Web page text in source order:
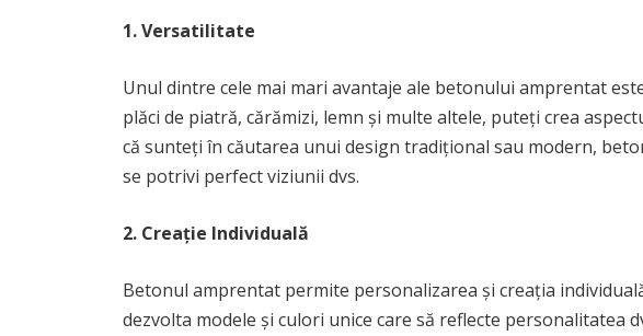
1. Versatilitate
Unul dintre cele mai mari avantaje ale betonului amprentat
plăci de piatră, cărămizi, lemn și multe altele, puteți crea
că sunteți în căutarea unui design tradițional sau modern,
se potrivi perfect viziunii dvs.
2. Creație Individuală
Betonul amprentat permite personalizarea și creația
dezvolta modele și culori unice care să reflecte personalitatea